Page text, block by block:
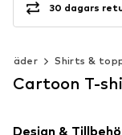
30 dagars
Kläder Shirts &
Cartoon T-
Design &